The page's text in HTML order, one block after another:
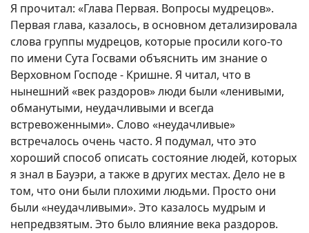
Я прочитал: «Глава Первая. Вопросы мудрецов».
Первая глава, казалось, в основном детализировала
слова группы мудрецов, которые просили кого-то
по имени Сута Госвами объяснить им знание о
Верховном Господе - Кришне. Я читал, что в
нынешний «век раздоров» люди были «ленивыми,
обманутыми, неудачливыми и всегда
встревоженными». Слово «неудачливые»
встречалось очень часто. Я подумал, что это
хороший способ описать состояние людей, которых
я знал в Бауэри, а также в других местах. Дело не в
том, что они были плохими людьми. Просто они
были «неудачливыми». Это казалось мудрым и
непредвзятым. Это было влияние века раздоров.